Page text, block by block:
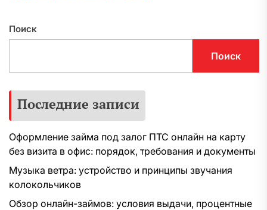
Поиск
Поиск
Последние записи
Оформление займа под залог ПТС онлайн на карту
без визита в офис: порядок, требования и документы
Музыка ветра: устройство и принципы звучания
колокольчиков
Обзор онлайн-займов: условия выдачи, процентные